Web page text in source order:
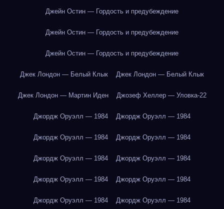
Джейн Остин — Гордость и предубеждение
Джейн Остин — Гордость и предубеждение
Джейн Остин — Гордость и предубеждение
Джек Лондон — Белый Клык Джек Лондон — Белый Клык
Джек Лондон — Мартин Иден Джозеф Хеллер — Уловка-22
Джордж Оруэлл — 1984 Джордж Оруэлл — 1984
Джордж Оруэлл — 1984 Джордж Оруэлл — 1984
Джордж Оруэлл — 1984 Джордж Оруэлл — 1984
Джордж Оруэлл — 1984 Джордж Оруэлл — 1984
Джордж Оруэлл — 1984 Джордж Оруэлл — 1984